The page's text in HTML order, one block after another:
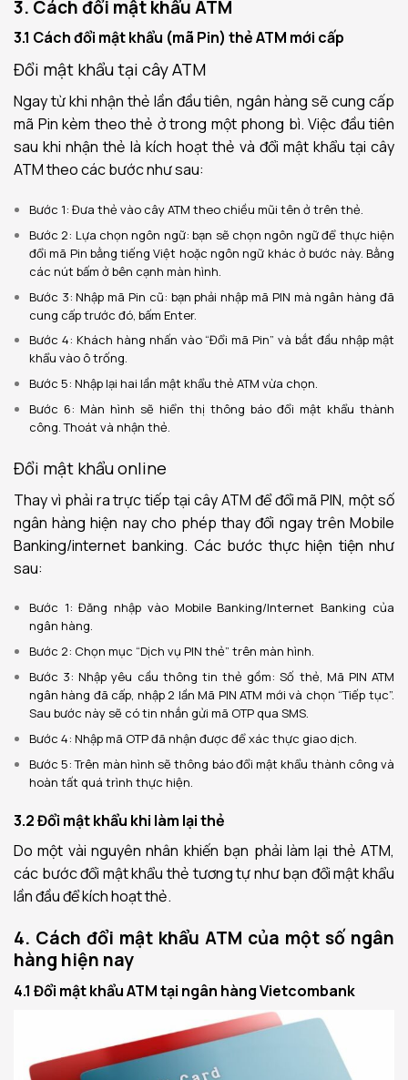
3. Cách đổi mật khẩu ATM
3.1 Cách đổi mật khẩu (mã Pin) thẻ ATM mới cấp
Đổi mật khẩu tại cây ATM
Ngay từ khi nhận thẻ lần đầu tiên, ngân hàng sẽ cung cấp
mã Pin kèm theo thẻ ở trong một phong bì. Việc đầu tiên
sau khi nhận thẻ là kích hoạt thẻ và đổi mật khẩu tại cây
ATM theo các bước như sau:
Bước 1: Đưa thẻ vào cây ATM theo chiều mũi tên ở trên thẻ.
Bước 2: Lựa chọn ngôn ngữ: bạn sẽ chọn ngôn ngữ để thực hiện
đổi mã Pin bằng tiếng Việt hoặc ngôn ngữ khác ở bước này. Bằng
các nút bấm ở bên cạnh màn hình.
Bước 3: Nhập mã Pin cũ: bạn phải nhập mã PIN mà ngân hàng đã
cung cấp trước đó, bấm Enter.
Bước 4: Khách hàng nhấn vào “Đổi mã Pin” và bắt đầu nhập mật
khẩu vào ô trống.
Bước 5: Nhập lại hai lần mật khẩu thẻ ATM vừa chọn.
Bước 6: Màn hình sẽ hiển thị thông báo đổi mật khẩu thành
công. Thoát và nhận thẻ.
Đổi mật khẩu online
Thay vì phải ra trực tiếp tại cây ATM để đổi mã PIN, một số
ngân hàng hiện nay cho phép thay đổi ngay trên Mobile
Banking/internet banking. Các bước thực hiện tiện như
sau:
Bước 1: Đăng nhập vào Mobile Banking/Internet Banking của
ngân hàng.
Bước 2: Chọn mục “Dịch vụ PIN thẻ” trên màn hình.
Bước 3: Nhập yêu cầu thông tin thẻ gồm: Số thẻ, Mã PIN ATM
ngân hàng đã cấp, nhập 2 lần Mã PIN ATM mới và chọn “Tiếp tục”.
Sau bước này sẽ có tin nhắn gửi mã OTP qua SMS.
Bước 4: Nhập mã OTP đã nhận được để xác thực giao dịch.
Bước 5: Trên màn hình sẽ thông báo đổi mật khẩu thành công và
hoàn tất quá trình thực hiện.
3.2 Đổi mật khẩu khi làm lại thẻ
Do một vài nguyên nhân khiến bạn phải làm lại thẻ ATM,
các bước đổi mật khẩu thẻ tương tự như bạn đổi mật khẩu
lần đầu để kích hoạt thẻ.
4. Cách đổi mật khẩu ATM của một số ngân
hàng hiện nay
4.1 Đổi mật khẩu ATM tại ngân hàng Vietcombank